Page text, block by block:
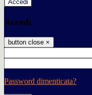
Accedi
Accedi
button close ×
Password dimenticata?